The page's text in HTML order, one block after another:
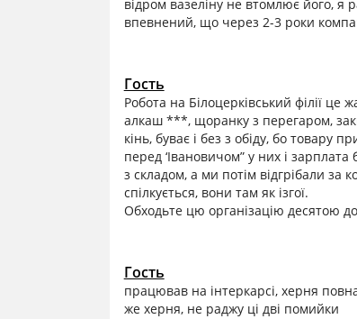
відром вазеліну не втомлює його,
впевнений, що через 2-3 роки
Гость
Робота на Білоцерківський філії
алкаш ***, щоранку з перегаром,
кінь, буває і без з обіду, бо товару
перед ‘Івановичом” у них і зарплата
з складом, а ми потім відгрібали за
спілкується, вони там як ізгої.
Обходьте цю організацію десятою
Гость
працював на інтеркарсі, херня
же херня, не раджу ці дві помийки